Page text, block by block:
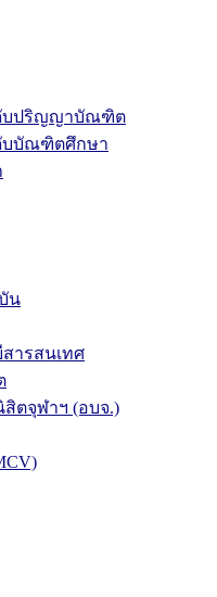
บปริญญาบัณฑิต
บบัณฑิตศึกษา
น
ารสนเทศ
ตจุฬาฯ (อบจ.)